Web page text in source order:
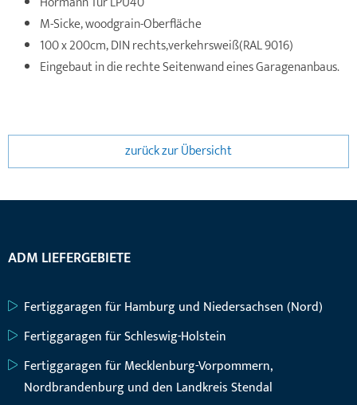
M-Sicke, woodgrain-Oberfläche
100 x 200cm, DIN rechts,verkehrsweiß(RAL 9016)
Eingebaut in die rechte Seitenwand eines Garagenanbaus.
zurück zur Übersicht
ADM LIEFERGEBIETE
Fertiggaragen für Hamburg und Niedersachsen (Nord)
Fertiggaragen für Schleswig-Holstein
Fertiggaragen für Mecklenburg-Vorpommern,
Nordbrandenburg und den Landkreis Stendal